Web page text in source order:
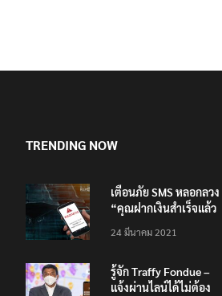
TRENDING NOW
เตือนภัย SMS หลอกลวง
“คุณฝากเงินสำเร็จแล้ว
200,000 บาท”
24 มีนาคม 2021
รู้จัก Traffy Fondue –
แจ้งผ่านไลน์ได้ไม่ต้อง